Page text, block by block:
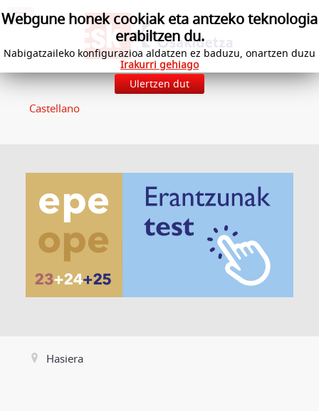
Castellano
Hasiera
Webgune honek cookiak eta antzeko teknologia
erabiltzen du.
Nabigatzaileko konfigurazioa aldatzen ez baduzu, onartzen duzu
Irakurri gehiago
Ulertzen dut